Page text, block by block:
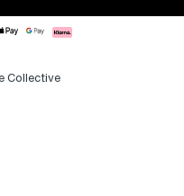
Collective